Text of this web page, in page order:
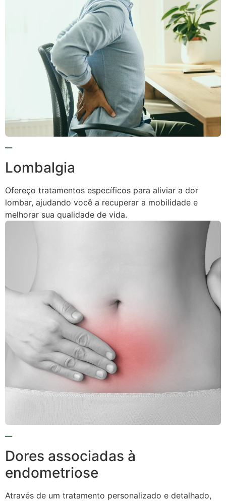
Lombalgia
Ofereço tratamentos específicos para aliviar a dor
lombar, ajudando você a recuperar a mobilidade e
melhorar sua qualidade de vida.
Dores associadas à
endometriose
Através de um tratamento personalizado e detalhado,